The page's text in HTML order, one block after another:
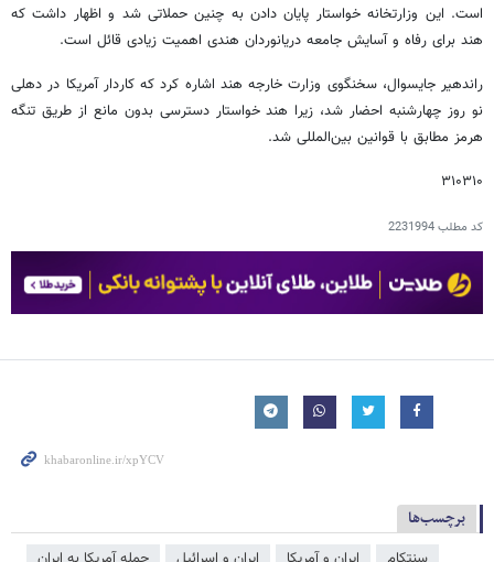
است. این وزارتخانه خواستار پایان دادن به چنین حملاتی شد و اظهار داشت که
هند برای رفاه و آسایش جامعه دریانوردان هندی اهمیت زیادی قائل است.
راندهیر جایسوال، سخنگوی وزارت خارجه هند اشاره کرد که کاردار آمریکا در دهلی
نو روز چهارشنبه احضار شد، زیرا هند خواستار دسترسی بدون مانع از طریق تنگه
هرمز مطابق با قوانین بین‌المللی شد.
۳۱۰۳۱۰
کد مطلب2231994
برچسب‌ها